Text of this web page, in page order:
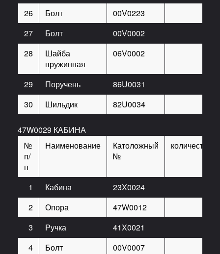
26
Болт 00V0223
27
Болт 00V0002
28
Шайба
пружинная
06V0002
29 Поручень 86U0031
30
Шильдик 82U0034
47W0029 КАБИНА
№
п/
п
Наименование
Католожный
№
количество
1 Кабина 23X0024
2
Опора 47W0012
3
Ручка 41X0021
4
Болт 00V0007